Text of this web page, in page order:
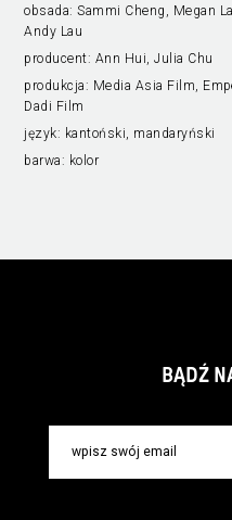
obsada:Sammi Cheng, Megan
Andy Lau
producent: Ann Hui, Julia Chu
produkcja: Media Asia Film,
Dadi Film
język: kantoński, mandaryński
barwa: kolor
BĄDŹ